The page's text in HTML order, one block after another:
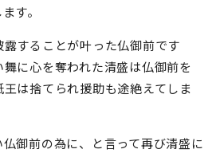
す。
することが叶った仏御前です
に心を奪われた清盛は仏御前を
は捨てられ援助も途絶えてしま
御前の為に、と言って再び清盛に